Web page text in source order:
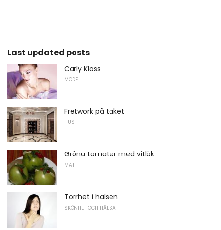
Last updated posts
Carly Kloss
MODE
Fretwork på taket
HUS
Gröna tomater med vitlök
MAT
Torrhet i halsen
SKÖNHET OCH HÄLSA